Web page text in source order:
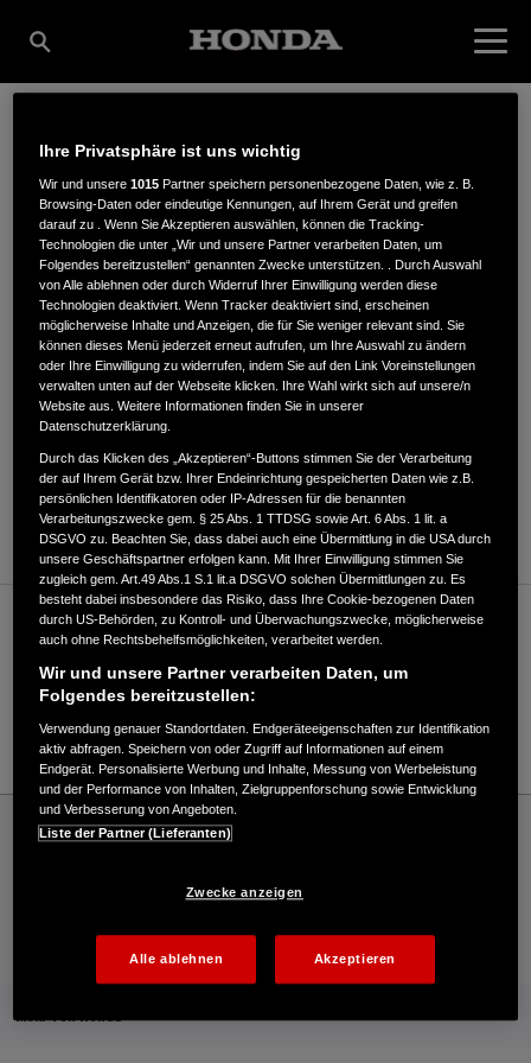
MOTORGERÄTE
FRANK ZIMMERMANN
Bahnhofstrasse 45,58840,Plettenberg
ANFAHRTSBESCHREIBUNG ANFORDERN
WEBSITE
Verkauf / Kundendienst
02391/51501
E-Mail
Honda
Rasen und Garten
Motorgeräte Frank Zimmermann - Garten – Honda - HONDA Deutschland Offizielle
Mehr von Honda
Ihre Privatsphäre ist uns wichtig
Wir und unsere1015 Partner speichern personenbezogene Daten, wie z. B.
Browsing-Daten oder eindeutige Kennungen, auf Ihrem Gerät und greifen
darauf zu . Wenn Sie Akzeptieren auswählen, können die Tracking-
Technologien die unter „Wir und unsere Partner verarbeiten Daten, um
Folgendes bereitzustellen“ genannten Zwecke unterstützen. . Durch Auswahl
von Alle ablehnen oder durch Widerruf Ihrer Einwilligung werden diese
Technologien deaktiviert. Wenn Tracker deaktiviert sind, erscheinen
möglicherweise Inhalte und Anzeigen, die für Sie weniger relevant sind. Sie
können dieses Menü jederzeit erneut aufrufen, um Ihre Auswahl zu ändern
oder Ihre Einwilligung zu widerrufen, indem Sie auf den Link Voreinstellungen
verwalten unten auf der Webseite klicken. Ihre Wahl wirkt sich auf unsere/n
Website aus. Weitere Informationen finden Sie in unserer
Datenschutzerklärung.
Durch das Klicken des „Akzeptieren“-Buttons stimmen Sie der Verarbeitung
der auf Ihrem Gerät bzw. Ihrer Endeinrichtung gespeicherten Daten wie z.B.
persönlichen Identifikatoren oder IP-Adressen für die benannten
Verarbeitungszwecke gem. § 25 Abs. 1 TTDSG sowie Art. 6 Abs. 1 lit. a
DSGVO zu. Beachten Sie, dass dabei auch eine Übermittlung in die USA durch
unsere Geschäftspartner erfolgen kann. Mit Ihrer Einwilligung stimmen Sie
zugleich gem. Art.49 Abs.1 S.1 lit.a DSGVO solchen Übermittlungen zu. Es
besteht dabei insbesondere das Risiko, dass Ihre Cookie-bezogenen Daten
durch US-Behörden, zu Kontroll- und Überwachungszwecke, möglicherweise
auch ohne Rechtsbehelfsmöglichkeiten, verarbeitet werden.
Wir und unsere Partner verarbeiten Daten, um
Folgendes bereitzustellen:
Verwendung genauer Standortdaten. Endgeräteeigenschaften zur Identifikation
aktiv abfragen. Speichern von oder Zugriff auf Informationen auf einem
Endgerät. Personalisierte Werbung und Inhalte, Messung von Werbeleistung
und der Performance von Inhalten, Zielgruppenforschung sowie Entwicklung
und Verbesserung von Angeboten.
Liste der Partner (Lieferanten)
Zwecke anzeigen
Alle ablehnen Akzeptieren